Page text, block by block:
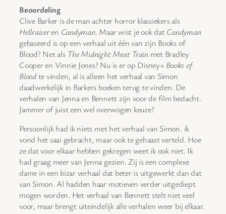
Beoordeling
Clive Barker is de man achter horror klassiekers als
Hellraiseren Candyman. Maar wist je ook datCandyman
gebaseerd is op een verhaal uit één van zijn Books of
Blood? Net als The Midnight Meat Trainmet Bradley
Cooper en Vinnie Jones? Nu is er op Disney+ Books of
Bloodte vinden, al is alleen het verhaal van Simon
daadwerkelijk in Barkers boeken terug te vinden. De
verhalen van Jenna en Bennett zijn voor de film bedacht.
Jammer of juist een wel overwogen keuze?
Persoonlijk had ik niets met het verhaal van Simon. ik
vond het saai gebracht, maar ook te gehaast verteld. Hoe
ze dat voor elkaar hebben gekregen weet ik ook niet. Ik
had graag meer van Jenna gezien. Zij is een complexe
dame in een bizar verhaal dat beter is uitgewerkt dan dat
van Simon. Al hadden haar motieven verder uitgediept
mogen worden. Het verhaal van Bennett stelt niet veel
voor, maar brengt uiteindelijk alle verhalen weer bij elkaar.